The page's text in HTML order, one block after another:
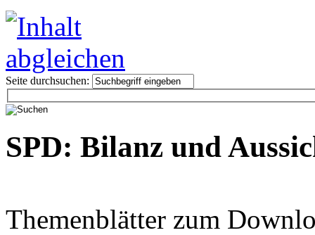
Seite durchsuchen:
SPD: Bilanz und
Themenblätter zum